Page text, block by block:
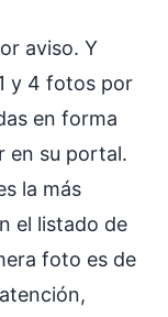
aviso. Y
y 4 fotos por
en forma
en su portal.
la más
el listado de
foto es de